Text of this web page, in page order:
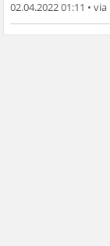
02.04.2022 01:11 •